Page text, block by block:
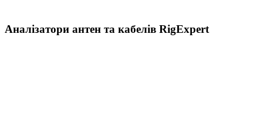
Аналізатори антен та кабелів RigExpert